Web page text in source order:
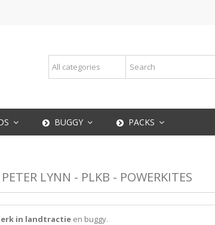
BUGGY PACKS
LYNN - PLKB - POWERKITES
in landtractie en buggy.